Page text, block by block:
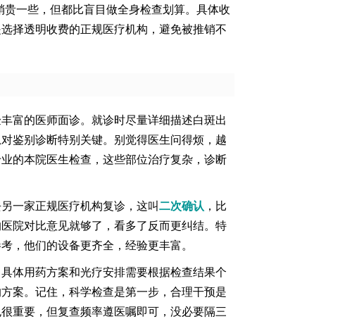
一些，但都比盲目做全身检查划算。具体收
择透明收费的正规医疗机构，避免被推销不
富的医师面诊。就诊时尽量详细描述白斑出
鉴别诊断特别关键。别觉得医生问得烦，越
的本院医生检查，这些部位治疗复杂，诊断
一家正规医疗机构复诊，这叫二次确认 ，比
院对比意见就够了，看多了反而更纠结。特
，他们的设备更齐全，经验更丰富。
体用药方案和光疗安排需要根据检查结果个
案。记住，科学检查是第一步，合理干预是
重要，但复查频率遵医嘱即可，没必要隔三